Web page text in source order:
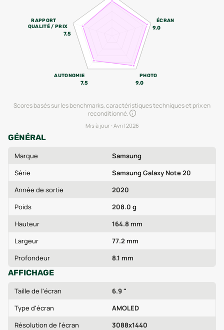
ÉCRAN
9.0
PHOTO
9.0
AUTONOMIE
7.5
RAPPORT
QUALITÉ / PRIX
7.5
Scores basés sur les benchmarks, caractéristiques techniques et prix en
reconditionné.
Mis à jour : Avril 2026
GÉNÉRAL
Marque
Samsung
Série
Samsung Galaxy Note 20
Année de sortie
2020
Poids
208.0 g
Hauteur
164.8 mm
Largeur
77.2 mm
Profondeur
8.1 mm
AFFICHAGE
Taille de l'écran
6.9 "
Type d'écran
AMOLED
Résolution de l'écran
3088x1440